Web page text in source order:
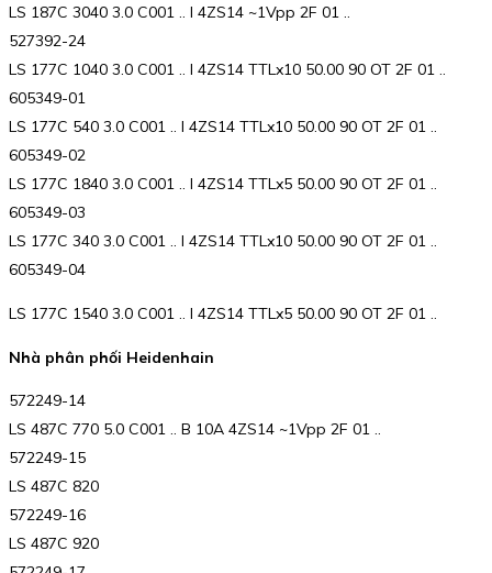
LS 187C 3040 3.0 C001 .. I 4ZS14 ~1Vpp 2F 01 ..
527392-24
LS 177C 1040 3.0 C001 .. I 4ZS14 TTLx10 50.00 90 OT 2F 01 ..
605349-01
LS 177C 540 3.0 C001 .. I 4ZS14 TTLx10 50.00 90 OT 2F 01 ..
605349-02
LS 177C 1840 3.0 C001 .. I 4ZS14 TTLx5 50.00 90 OT 2F 01 ..
605349-03
LS 177C 340 3.0 C001 .. I 4ZS14 TTLx10 50.00 90 OT 2F 01 ..
605349-04
LS 177C 1540 3.0 C001 .. I 4ZS14 TTLx5 50.00 90 OT 2F 01 ..
Nhà phân phối Heidenhain
572249-14
LS 487C 770 5.0 C001 .. B 10A 4ZS14 ~1Vpp 2F 01 ..
572249-15
LS 487C 820
572249-16
LS 487C 920